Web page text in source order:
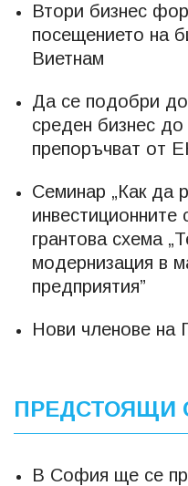
Втори бизнес
посещението на
Виетнам
Да се подобри
среден бизнес
препоръчват от
Семинар „Как да
инвестиционните
грантова схема
модернизация в
предприятия”
Нови членове на
ПРЕДСТОЯЩИ
В София ще се